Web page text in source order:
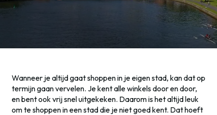
Wanneer je altijd gaat shoppen in je eigen stad, kan dat op
termijn gaan vervelen. Je kent alle winkels door en door,
en bent ook vrij snel uitgekeken. Daarom is het altijd leuk
om te shoppen in een stad die je niet goed kent. Dat hoeft